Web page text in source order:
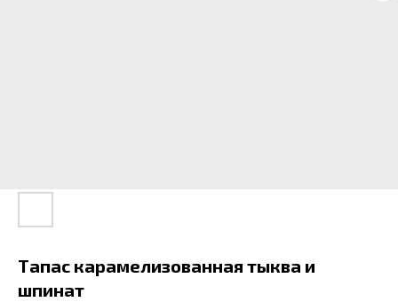
Тапас карамелизованная тыква и
шпинат